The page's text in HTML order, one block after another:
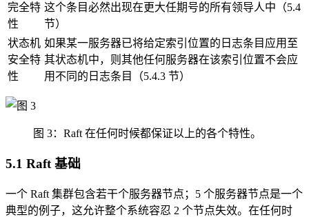
完全特
性
这个条目必然出现在更大任期号的所有领导人中（5.4
节）
状态机
安全特
性
如果某一服务器已将给定索引位置的日志条目应用至
其状态机中，则其他任何服务器在该索引位置不会应
用不同的日志条目（5.4.3 节）
图 3：Raft 在任何时候都保证以上的各个特性。
5.1 Raft 基础
一个 Raft 集群包含若干个服务器节点；5 个服务器节点是一个
典型的例子，这允许整个系统容忍 2 个节点失效。在任何时